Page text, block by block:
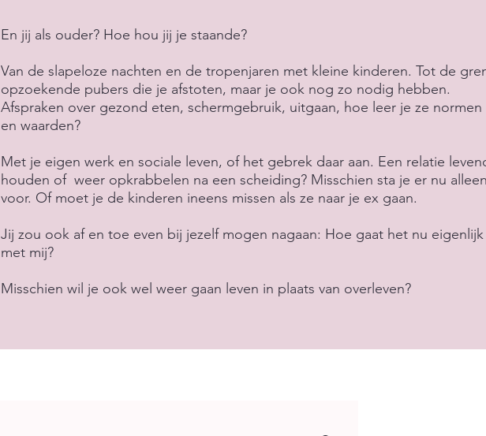
En jij als ouder? Hoe hou jij je staande?
Van de slapeloze nachten en de tropenjaren met kleine kinderen. Tot de
opzoekende pubers die je afstoten, maar je ook nog zo nodig hebben.
Afspraken over gezond eten, schermgebruik, uitgaan, hoe leer je ze normen
en waarden?
Met je eigen werk en sociale leven, of het gebrek daar aan. Een relatie
houden of weer opkrabbelen na een scheiding? Misschien sta je er nu
voor. Of moet je de kinderen ineens missen als ze naar je ex gaan.
Jij zou ook af en toe even bij jezelf mogen nagaan: Hoe gaat het nu eigenlijk
met mij?
Misschien wil je ook wel weer gaan leven in plaats van overleven?